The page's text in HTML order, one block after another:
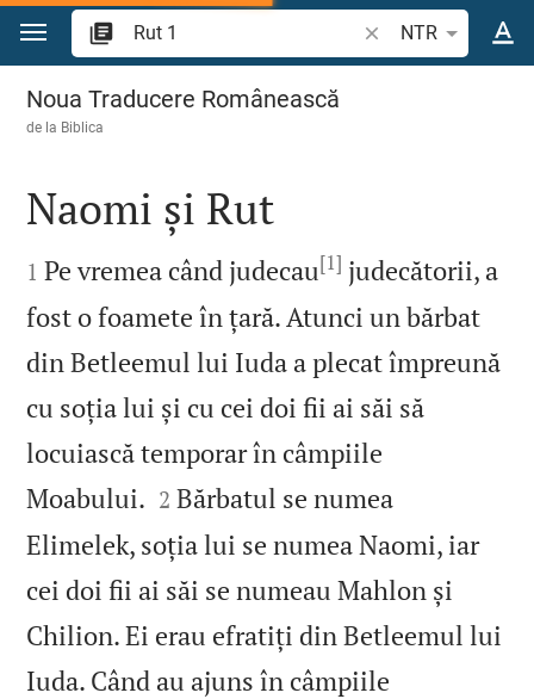
Sari la conținut
Căutați un verset
NTR
Rut 1
Noua Traducere Românească
de la Biblica

Naomi și Rut

1 Pe vremea când judecau[1] judecătorii, a
fost o foamete în țară. Atunci un bărbat
din Betleemul lui Iuda a plecat împreună
cu soția lui și cu cei doi fii ai săi să
locuiască temporar în câmpiile
Moabului. 

2 Bărbatul se numea
Elimelek, soția lui se numea Naomi, iar
cei doi fii ai săi se numeau Mahlon și
Chilion. Ei erau efratiți din Betleemul lui
Iuda. Când au ajuns în câmpiile